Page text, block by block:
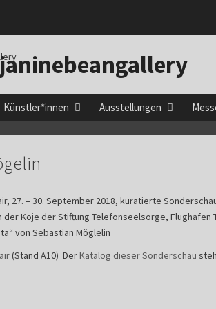
janinebeangallery
Künstler*innen Ausstellungen
27. – 30. September 2018, kuratierte
Koje der Stiftung Telefonseelsorge, Flughafen
von Sebastian Möglelin
(Stand A10) DerKatalog dieser Sonderschau